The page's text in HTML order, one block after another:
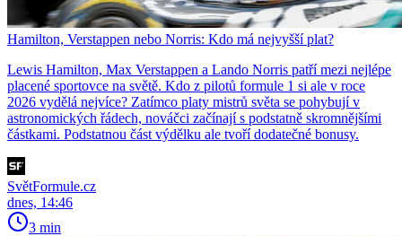
Hamilton, Verstappen nebo Norris: Kdo má nejvyšší plat?
Lewis Hamilton, Max Verstappen a Lando Norris patří mezi nejlépe
placené sportovce na světě. Kdo z pilotů formule 1 si ale v roce
2026 vydělá nejvíce? Zatímco platy mistrů světa se pohybují v
astronomických řádech, nováčci začínají s podstatně skromnějšími
částkami. Podstatnou část výdělku ale tvoří dodatečné bonusy.
SvětFormule.cz
dnes, 14:46
3 min